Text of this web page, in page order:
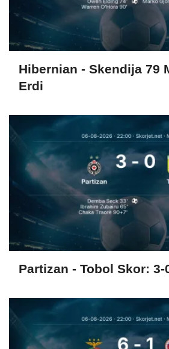
Hibernian - Skendija 79
Erdi
Partizan - Tobol Skor: 3-